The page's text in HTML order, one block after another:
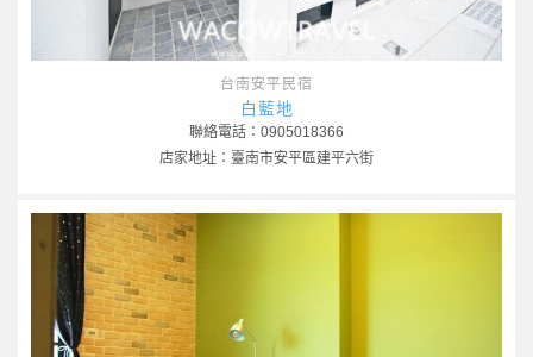
台南安平民宿
白藍地
聯絡電話：0905018366
店家地址：臺南市安平區建平六街